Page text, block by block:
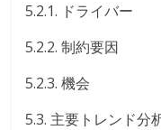
5.2.1. ドライバー
5.2.2. 制約要因
5.2.3. 機会
5.3. 主要トレンド分